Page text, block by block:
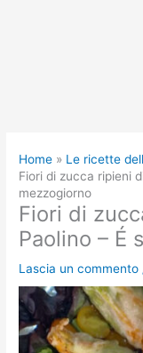
Home
Le ricette
Fiori di zucca ripieni
mezzogiorno
Fiori di
Paolino – É
Lascia un commento